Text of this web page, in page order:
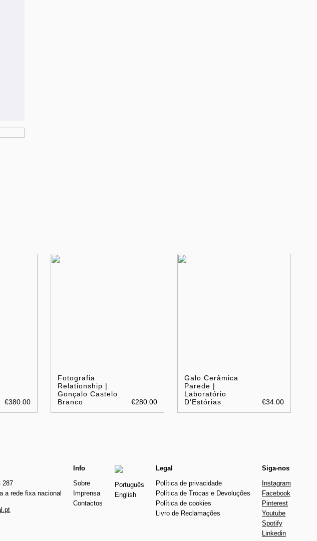
€380.00
Fotografia
Relationship |
Gonçalo Castelo
Branco
€280.00
Galo Cerâmica
Parede |
Laboratório
D'Estórias
€34.00
287
a rede fixa nacional
Info
Sobre
Imprensa
Contactos
Português
English
Legal
Política de privacidade
Política de Trocas e Devoluções
Política de cookies
Livro de Reclamações
Siga-nos
Instagram
Facebook
Pinterest
Youtube
Spotify
Linkedin